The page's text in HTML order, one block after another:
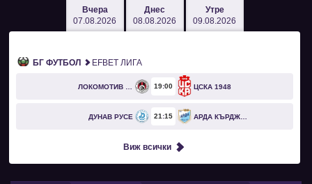
Вчера
07.08.2026
Днес
08.08.2026
Утре
09.08.2026
БГ ФУТБОЛ EFBET ЛИГА
19 00 ЦСКА 1948
ДУНАВ РУСЕ 21 15 АРДА КЪРДЖАЛИ
Виж всички